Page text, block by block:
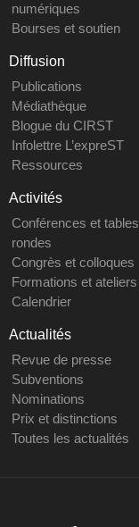
numériques
Bourses et soutien
Diffusion
Publications
Médiathèque
Blogue du CIRST
Infolettre L’expreST
Ressources
Activités
Conférences et tables
rondes
Congrès et colloques
Formations et ateliers
Calendrier
Actualités
Revue de presse
Subventions
Nominations
Prix et distinctions
Toutes les actualités